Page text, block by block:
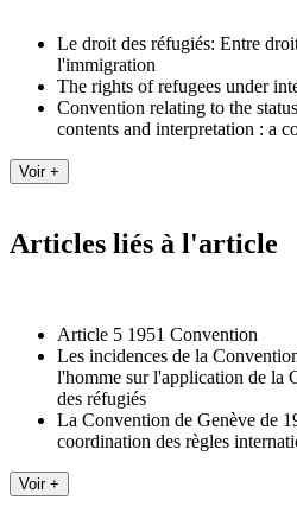
Le droit des réfugiés: Entre
l'immigration
The rights of refugees under
Convention relating to the
contents and interpretation : a
Articles liés à l'article
Article 5 1951 Convention
Les incidences de la
l'homme sur l'application de la
des réfugiés
La Convention de Genève de
coordination des règles